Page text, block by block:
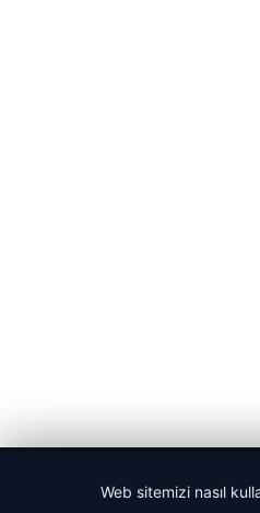
Web sitemizi nasıl